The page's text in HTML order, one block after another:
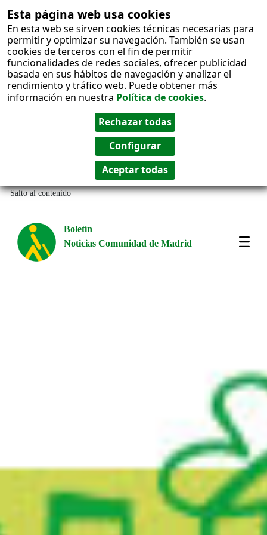
Esta página web usa cookies
En esta web se sirven cookies técnicas necesarias para
permitir y optimizar su navegación. También se usan
cookies de terceros con el fin de permitir
funcionalidades de redes sociales, ofrecer publicidad
basada en sus hábitos de navegación y analizar el
rendimiento y tráfico web. Puede obtener más
información en nuestra Política de cookies.
Salto al contenido
Boletín
Noticias Comunidad de Madrid